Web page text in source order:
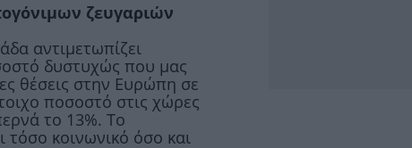
ζευγαριών
αντιμετωπίζει
δυστυχώς που μας
θέσεις στην Ευρώπη σε
ποσοστό στις χώρες
το 13%. Το
τόσο κοινωνικό όσο και